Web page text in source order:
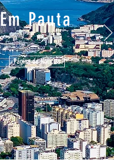
Em Pauta
Página de Notícias